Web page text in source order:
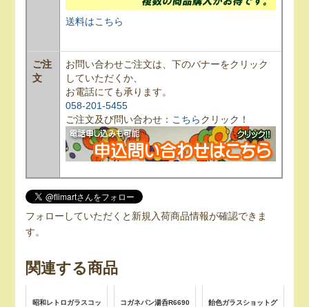
送料はこちら
ご注
文
お問い合わせご注文は、下のバナーをクリック
していただくか、
お電話にても承ります。
058-201-5455
ご注文及び問い合わせ： こちらクリック！
フォローしていただくと新規入荷商品情報が確認できま
す。
関連する商品
昭和レトロガラスコッ
コガネパン湯呑R6690
飴色ガラスショットグ